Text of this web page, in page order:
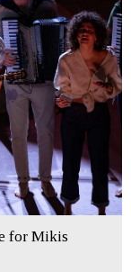
for Mikis